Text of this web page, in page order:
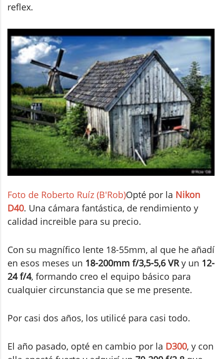
reflex.
Foto de Roberto Ruíz (B'Rob)Opté por la Nikon
D40. Una cámara fantástica, de rendimiento y
calidad increible para su precio.
Con su magnífico lente 18-55mm, al que he añadí
en esos meses un 18-200mm f/3,5-5,6 VRy un 12-
24 f/4, formando creo el equipo básico para
cualquier circunstancia que se me presente.
Por casi dos años, los utilicé para casi todo.
El año pasado, opté en cambio por la D300, y con